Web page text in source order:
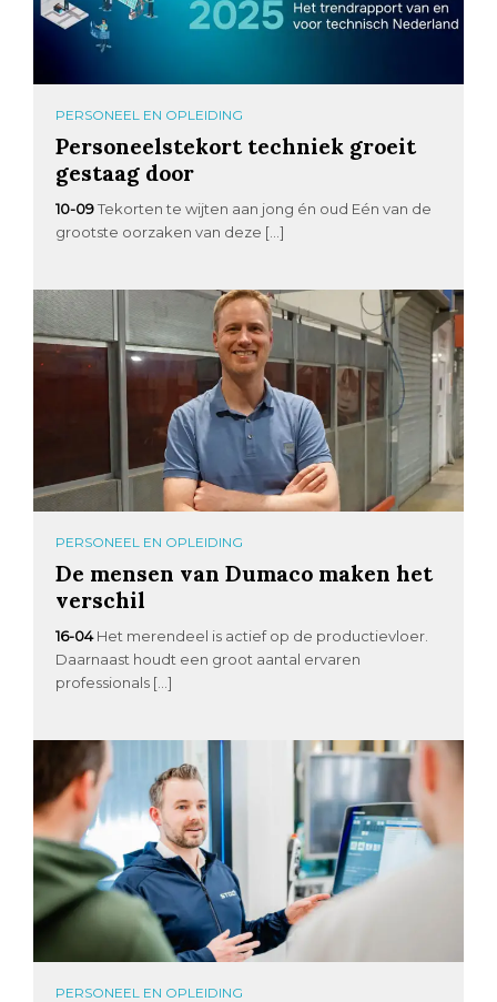
PERSONEEL EN OPLEIDING
Personeelstekort techniek groeit
gestaag door
10-09 Tekorten te wijten aan jong én oud Eén van de
grootste oorzaken van deze […]
PERSONEEL EN OPLEIDING
De mensen van Dumaco maken het
verschil
16-04 Het merendeel is actief op de productievloer.
Daarnaast houdt een groot aantal ervaren
professionals […]
PERSONEEL EN OPLEIDING